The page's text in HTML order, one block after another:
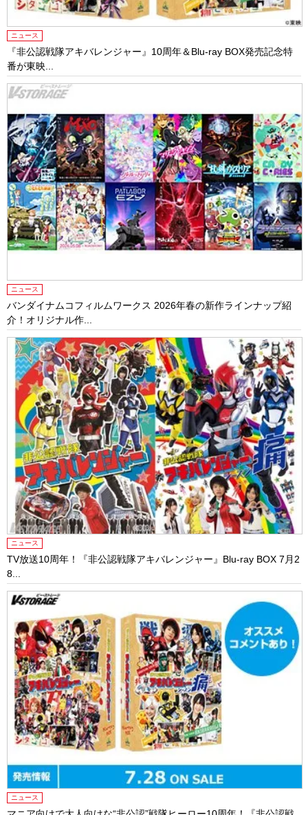
ニュース
『非公認戦隊アキバレンジャー』10周年＆Blu-ray BOX発売記念特
番が東映...
ニュース
バンダイナムコフィルムワークス 2026年春の新作ラインナップ紹
介！オリジナル作...
ニュース
TV放送10周年！『非公認戦隊アキバレンジャー』Blu-ray BOX 7月2
8...
ニュース